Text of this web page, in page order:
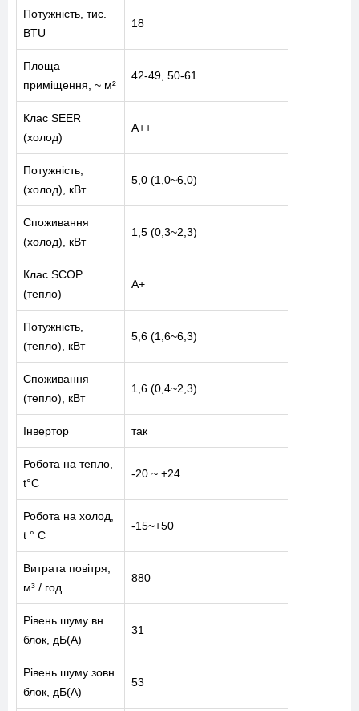
Потужність, тис.
BTU
18
Площа
приміщення, ~ м²
42-49, 50-61
Клас SEER
(холод)
A++
Потужність,
(холод), кВт
5,0 (1,0~6,0)
Споживання
(холод), кВт
1,5 (0,3~2,3)
Клас SCOP
(тепло)
A+
Потужність,
(тепло), кВт
5,6 (1,6~6,3)
Споживання
(тепло), кВт
1,6 (0,4~2,3)
Інвертор так
Робота на тепло,
t°C
-20 ~ +24
Робота на холод,
t ° C
-15~+50
Витрата повітря,
м³ / год
880
Рівень шуму вн.
блок, дБ(А)
31
Рівень шуму зовн.
блок, дБ(А)
53